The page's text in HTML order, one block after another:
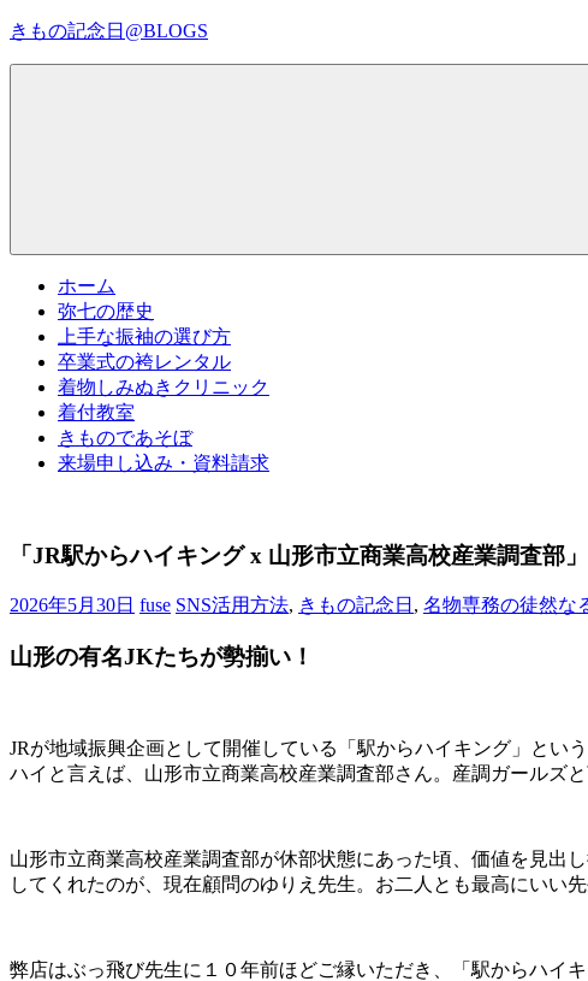
コ
プ
きもの記念日@BLOGS
ブ
グ
す。
Menu
ホーム
弥七の歴史
上手な振袖の選び方
卒業式の袴レンタル
着物しみぬきクリニック
着付教室
きものであそぼ
来場申し込み・資料請求
「JR駅からハイキング x 山形市立商業高校産業調査部
2026年5月30日 fuse SNS活用方法, きもの記念日 , 名物専務の徒然な
山形の有名JKたちが勢揃い！
JRが地域振興企画として開催している「駅からハイキング」とい
ハイと言えば、山形市立商業高校産業調査部さん。産調ガールズ
山形市立商業高校産業調査部が休部状態にあった頃、価値を見出
してくれたのが、現在顧問のゆりえ先生。お二人とも最高にいい
弊店はぶっ飛び先生に１０年前ほどご縁いただき、「駅からハイ